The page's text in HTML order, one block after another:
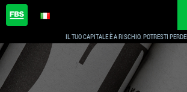
IL TUO CAPITALE È A RISCHIO. POTRESTI